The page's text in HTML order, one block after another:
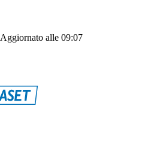
Aggiornato alle 09:07